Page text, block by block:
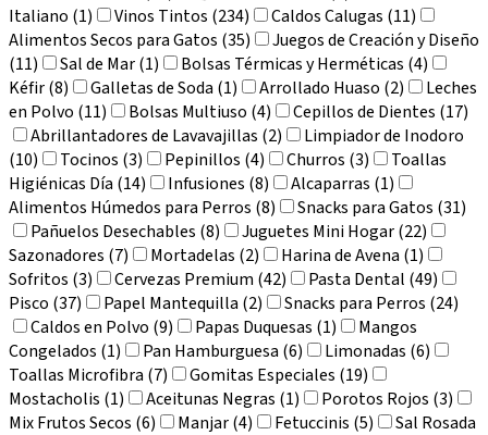
Italiano (1)
Vinos Tintos (234)
Caldos Calugas (11)
Alimentos Secos para Gatos (35)
Juegos de Creación y Diseño
(11)
Sal de Mar (1)
Bolsas Térmicas y Herméticas (4)
Kéfir (8)
Galletas de Soda (1) Arrollado Huaso (2)
Leches
en Polvo (11)
Bolsas Multiuso (4)
Cepillos de Dientes (17)
Abrillantadores de Lavavajillas (2)
Limpiador de Inodoro
(10)
Tocinos (3) Pepinillos (4) Churros (3)
Toallas
Higiénicas Día (14)
Infusiones (8)
Alcaparras (1)
Alimentos Húmedos para Perros (8)
Snacks para Gatos (31)
Pañuelos Desechables (8)
Juguetes Mini Hogar (22)
Sazonadores (7)
Mortadelas (2)
Harina de Avena (1)
Sofritos (3)
Cervezas Premium (42)
Pasta Dental (49)
Pisco (37)
Papel Mantequilla (2)
Snacks para Perros (24)
Caldos en Polvo (9)
Papas Duquesas (1)
Mangos
Congelados (1)
Pan Hamburguesa (6)
Limonadas (6)
Toallas Microfibra (7)
Gomitas Especiales (19)
Mostacholis (1)
Aceitunas Negras (1)
Porotos Rojos (3)
Mix Frutos Secos (6)
Manjar (4) Fetuccinis (5)
Sal Rosada